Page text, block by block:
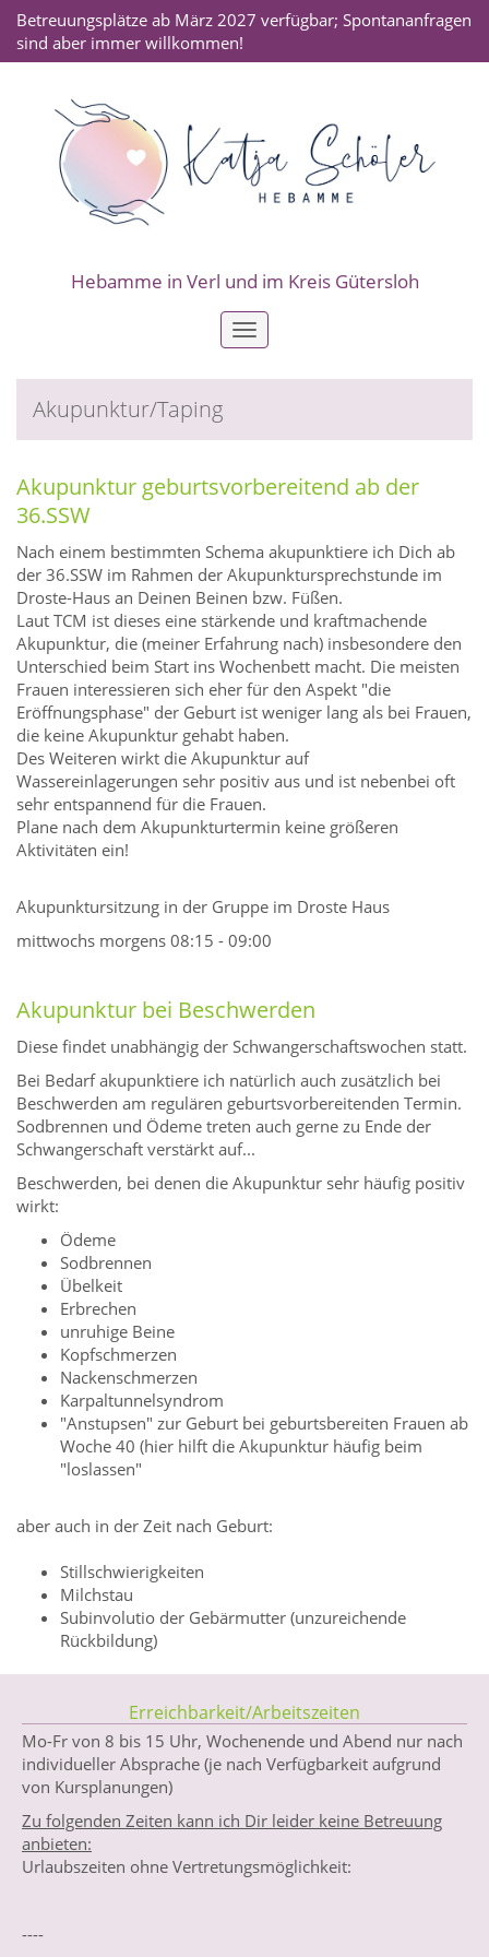
Betreuungsplätze ab März 2027 verfügbar; Spontananfragen
sind aber immer willkommen!
Hebamme in Verl und im Kreis Gütersloh
Toggle
Akupunktur/Taping
Akupunktur geburtsvorbereitend ab der
36.SSW
Nach einem bestimmten Schema akupunktiere ich Dich ab
der 36.SSW im Rahmen der Akupunktursprechstunde im
Droste-Haus an Deinen Beinen bzw. Füßen.
Laut TCM ist dieses eine stärkende und kraftmachende
Akupunktur, die (meiner Erfahrung nach) insbesondere den
Unterschied beim Start ins Wochenbett macht. Die meisten
Frauen interessieren sich eher für den Aspekt "die
Eröffnungsphase" der Geburt ist weniger lang als bei Frauen,
die keine Akupunktur gehabt haben.
Des Weiteren wirkt die Akupunktur auf
Wassereinlagerungen sehr positiv aus und ist nebenbei oft
sehr entspannend für die Frauen.
Plane nach dem Akupunkturtermin keine größeren
Aktivitäten ein!
Akupunktursitzung in der Gruppe im Droste Haus
mittwochs morgens 08:15 - 09:00
Akupunktur bei Beschwerden
Diese findet unabhängig der Schwangerschaftswochen statt.
Bei Bedarf akupunktiere ich natürlich auch zusätzlich bei
Beschwerden am regulären geburtsvorbereitenden Termin.
Sodbrennen und Ödeme treten auch gerne zu Ende der
Schwangerschaft verstärkt auf...
Beschwerden, bei denen die Akupunktur sehr häufig positiv
wirkt:
Ödeme
Sodbrennen
Übelkeit
Erbrechen
unruhige Beine
Kopfschmerzen
Nackenschmerzen
Karpaltunnelsyndrom
"Anstupsen" zur Geburt bei geburtsbereiten Frauen ab
Woche 40 (hier hilft die Akupunktur häufig beim
"loslassen"
aber auch in der Zeit nach Geburt:
Stillschwierigkeiten
Milchstau
Subinvolutio der Gebärmutter (unzureichende
Rückbildung)
Erreichbarkeit/Arbeitszeiten
Mo-Fr von 8 bis 15 Uhr, Wochenende und Abend nur nach
individueller Absprache (je nach Verfügbarkeit aufgrund
von Kursplanungen)
Zu folgenden Zeiten kann ich Dir leider keine Betreuung
anbieten:
Urlaubszeiten ohne Vertretungsmöglichkeit:
----